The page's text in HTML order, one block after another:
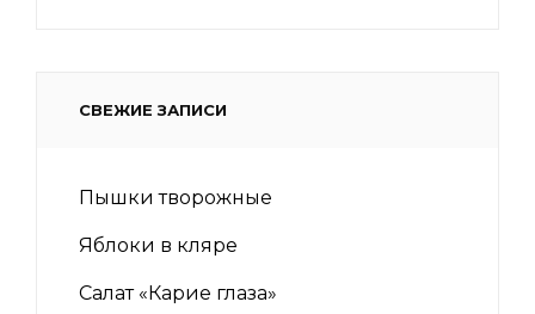
СВЕЖИЕ ЗАПИСИ
Пышки творожные
Яблоки в кляре
Салат «Карие глаза»